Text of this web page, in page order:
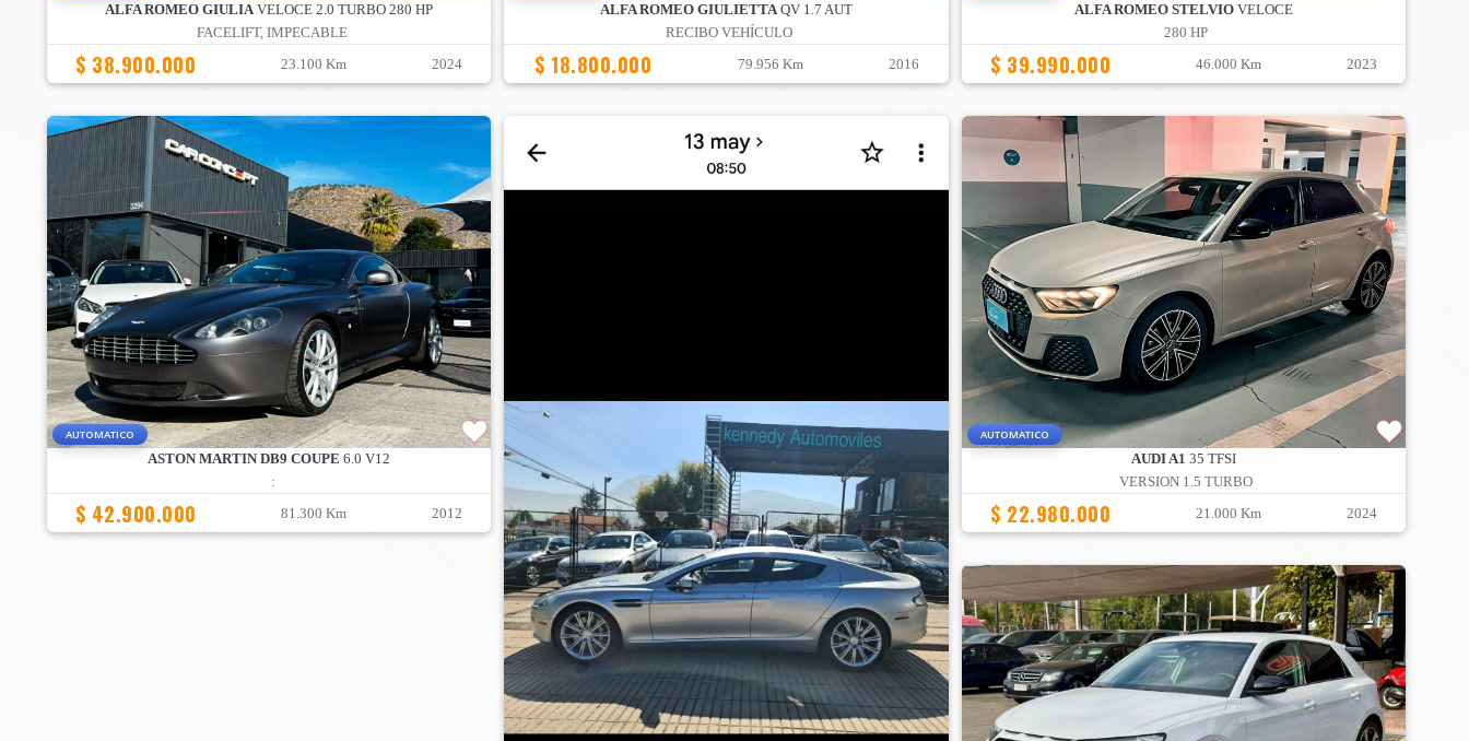
ALFA ROMEO GIULIA VELOCE 2.0 TURBO 280 HP
FACELIFT, IMPECABLE
$ 38.900.000 23.100 Km 2024
ALFA ROMEO GIULIETTA QV 1.7 AUT
RECIBO VEHÍCULO
$ 18.800.000 79.956 Km 2016
ALFA ROMEO STELVIOVELOCE
280 HP
$ 39.990.000 46.000 Km 2023
AUTOMATICO
ASTON MARTIN DB9 COUPE 6.0 V12
:
$ 42.900.000 81.300 Km 2012
AUTOMATICO
AUDI A1 35 TFSI
VERSION 1.5 TURBO
$ 22.980.000 21.000 Km 2024